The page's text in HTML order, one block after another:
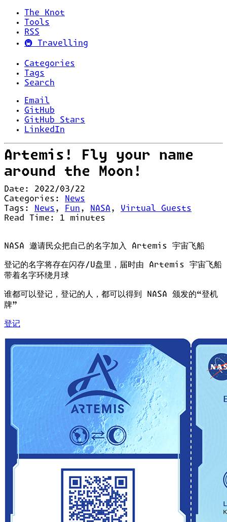
The Knot
Tools
RSS
🚇 Travelling
Categories
Tags
Search
Email
GitHub
GitHub Stars
LinkedIn
Artemis! Fly your name
around the Moon!
Date: 2022/03/22
Categories:
News
Tags:
News , Fun , NASA , Virtual Guests
Read Time: 1 minutes
NASA 邀请民众把自己的名字加入 Artemis 宇宙飞船
登记的名字将存在闪存/U盘里，届时由 Artemis 宇宙飞船
带着名字环绕月球
谁都可以登记，登记的人，都可以得到 NASA 颁发的“登机
牌”
登记